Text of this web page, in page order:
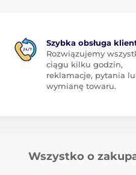
Szybka obsługa
Rozwiązujemy
ciągu kilku godzin,
reklamacje, pytania
wymianę towaru.
Wszystko o